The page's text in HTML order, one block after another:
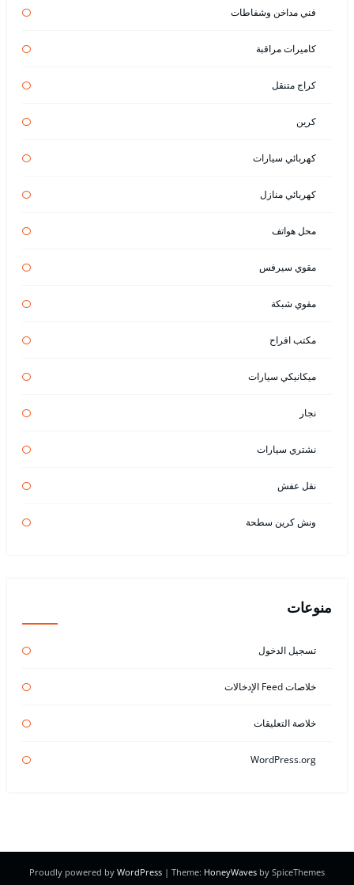
فني مداخن وشفاطات
كاميرات مراقبة
كراج متنقل
كرين
كهربائي سيارات
كهربائي منازل
محل هواتف
مقوي سيرفس
مقوي شبكة
مكتب افراح
ميكانيكي سيارات
نجار
نشتري سيارات
نقل عفش
ونش كرين سطحة
منوعات
تسجيل الدخول
خلاصات Feed الإدخالات
خلاصة التعليقات
WordPress.org
Proudly powered by WordPress | Theme: HoneyWaves by SpiceThemes